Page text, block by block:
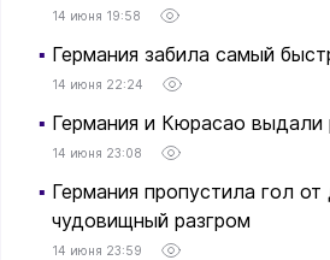
14 июня 19:58
▪ Германия забила самый
14 июня 22:24
▪ Германия и Кюрасао
14 июня 23:08
▪ Германия пропустила гол
чудовищный разгром
14 июня 23:59